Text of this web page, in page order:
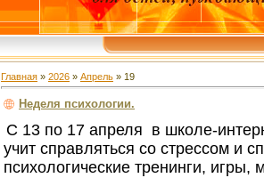
Главная » 2026 » Апрель » 19
Неделя психологии.
С 13 по 17 апреля в школе-
учит справляться со стрессом и
психологические тренинги,